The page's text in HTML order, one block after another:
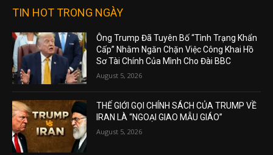
TIN HOT TRONG NGÀY
Ông Trump Đã Tuyên Bố “Tình Trạng Khẩn
Cấp” Nhằm Ngăn Chặn Việc Công Khai Hồ
Sơ Tài Chính Của Mình Cho Đài BBC
August 5, 2026
THẾ GIỚI GỌI CHÍNH SÁCH CỦA TRUMP VỀ
IRAN LÀ “NGOẠI GIAO MẪU GIÁO”
August 5, 2026